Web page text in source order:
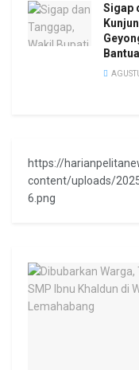
Sigap
https://
content/uploads/
6.png